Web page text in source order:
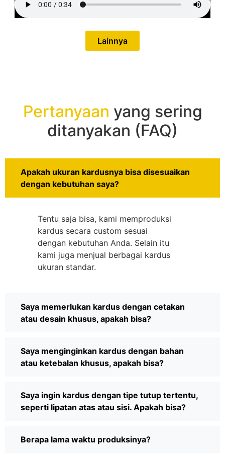
Lainnya
Pertanyaan yang sering
ditanyakan (FAQ)
Apakah ukuran kardusnya bisa disesuaikan
dengan kebutuhan saya?
Tentu saja bisa, kami memproduksi
kardus secara custom sesuai
dengan kebutuhan Anda. Selain itu
kami juga menjual berbagai kardus
ukuran standar.
Saya memerlukan kardus dengan cetakan
atau desain khusus, apakah bisa?
Saya menginginkan kardus dengan bahan
atau ketebalan khusus, apakah bisa?
Saya ingin kardus dengan tipe tutup tertentu,
seperti lipatan atas atau sisi. Apakah bisa?
Berapa lama waktu produksinya?